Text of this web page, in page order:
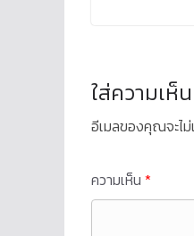
ใส่ความเห็น
อีเมลของคุณจะไ
ความเห็น *